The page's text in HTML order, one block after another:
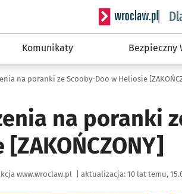
Serwis
Komunikaty Bezpieczny
na poranki ze Scooby-Doo w Heliosie
na poranki
www.wroclaw.pl aktualizacja: 10 lat temu,